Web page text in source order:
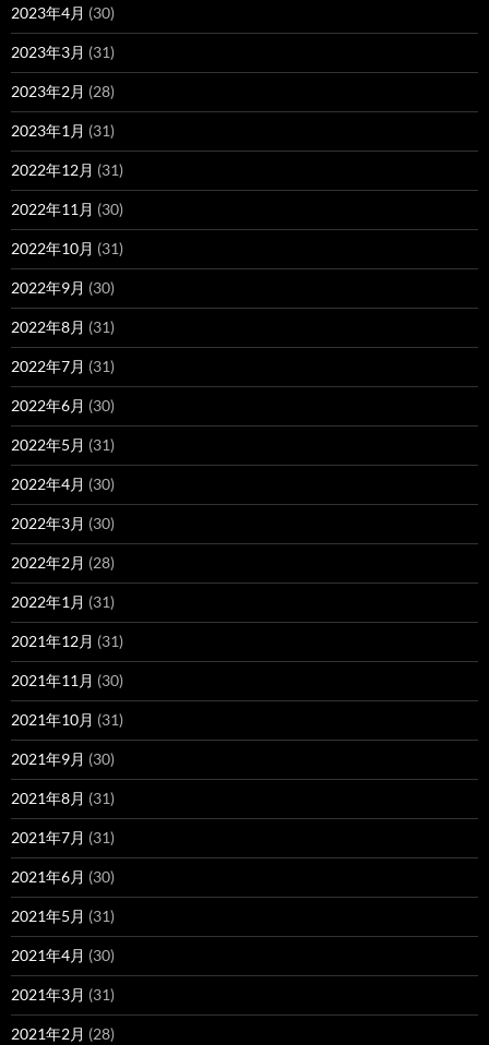
2023年4月 (30)
2023年3月 (31)
2023年2月 (28)
2023年1月 (31)
2022年12月 (31)
2022年11月 (30)
2022年10月 (31)
2022年9月 (30)
2022年8月 (31)
2022年7月 (31)
2022年6月 (30)
2022年5月 (31)
2022年4月 (30)
2022年3月 (30)
2022年2月 (28)
2022年1月 (31)
2021年12月 (31)
2021年11月 (30)
2021年10月 (31)
2021年9月 (30)
2021年8月 (31)
2021年7月 (31)
2021年6月 (30)
2021年5月 (31)
2021年4月 (30)
2021年3月 (31)
2021年2月 (28)